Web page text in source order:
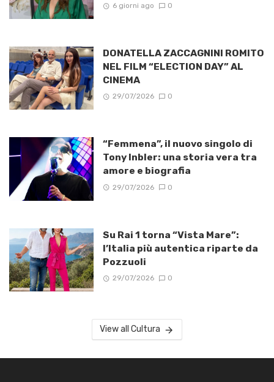
6 giorni ago 0
DONATELLA ZACCAGNINI ROMITO
NEL FILM “ELECTION DAY” AL
CINEMA
29/07/2026 0
“Femmena”, il nuovo singolo di
Tony Inbler: una storia vera tra
amore e biografia
29/07/2026 0
Su Rai 1 torna “Vista Mare”:
l’Italia più autentica riparte da
Pozzuoli
29/07/2026 0
View all Cultura